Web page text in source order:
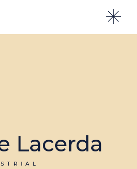
Lacerda